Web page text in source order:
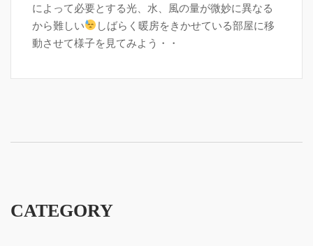
によって必要とする光、水、風の量が微妙に異なる
から難しい
しばらく暖房をきかせている部屋に移
動させて様子を見てみよう・・
CATEGORY